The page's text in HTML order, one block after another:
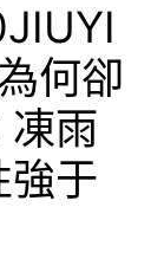
何卻
凍雨
強于